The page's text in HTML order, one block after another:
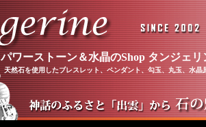
パワーストーン＆水晶のShop タンジェリ
天然石を使用したブレスレット、ペンダント、勾玉、丸玉、水晶